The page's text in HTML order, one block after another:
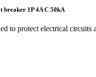
1P 4A C 50kA
to protect electrical